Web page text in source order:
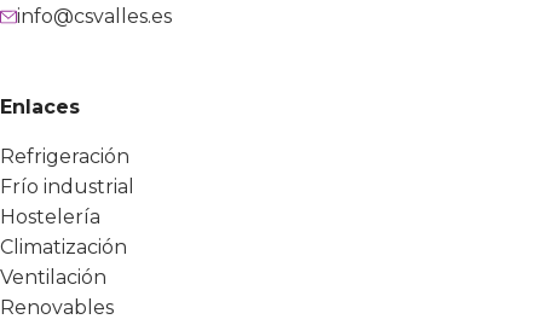
info@csvalles.es
Enlaces
Refrigeración
Frío industrial
Hostelería
Climatización
Ventilación
Renovables